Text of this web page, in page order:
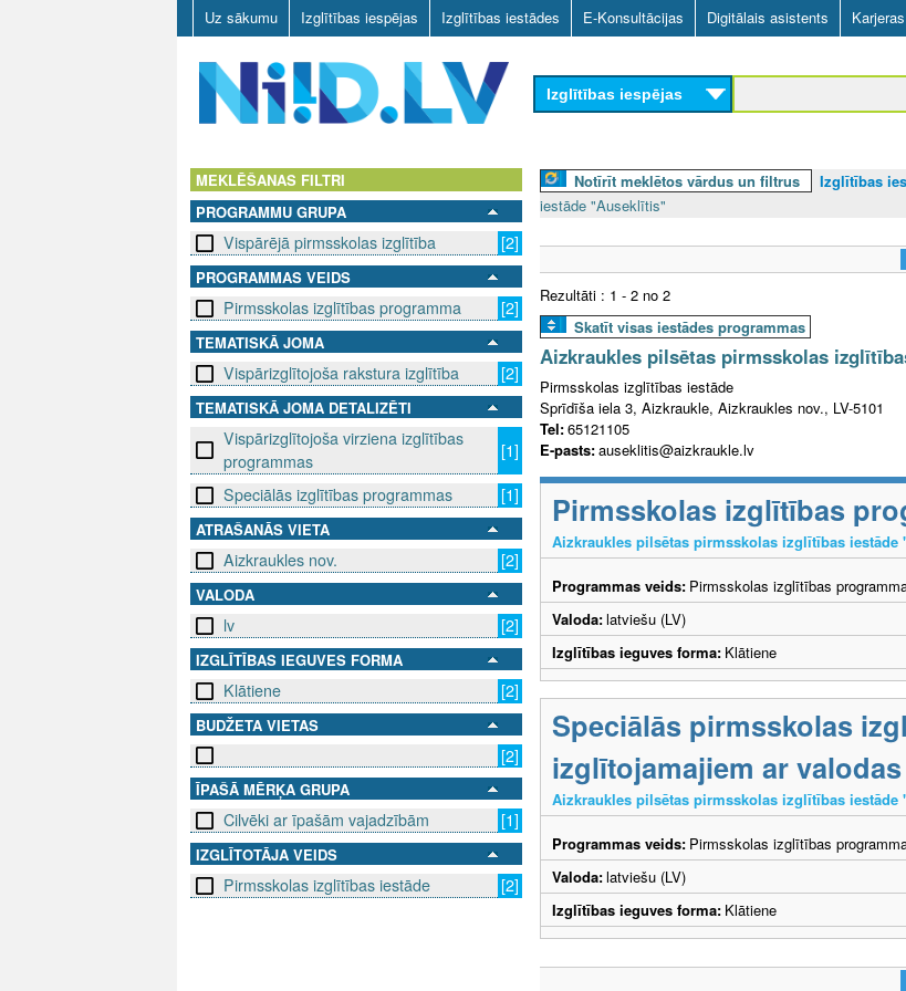
Skip
to
main
content
Uz sākumu Izglītības iespējas Izglītības iestādes E-Konsultācijas Digitālais asistents
D
L
V
Izglītības iespējas
MEKLĒŠANAS FILTRI
PROGRAMMU GRUPA
Vispārējā pirmsskolas izglītība [2]
PROGRAMMAS VEIDS
Pirmsskolas izglītības programma [2]
TEMATISKĀ JOMA
Vispārizglītojoša rakstura izglītība [2]
TEMATISKĀ JOMA DETALIZĒTI
Vispārizglītojoša virziena izglītības
programmas
[1]
Speciālās izglītības programmas
[1]
ATRAŠANĀS VIETA
Aizkraukles nov. [2]
VALODA
lv [2]
IZGLĪTĪBAS IEGUVES FORMA
Klātiene [2]
BUDŽETA VIETAS
[2]
ĪPAŠĀ MĒRĶA GRUPA
Cilvēki ar īpašām vajadzībām [1]
IZGLĪTOTĀJA VEIDS
Pirmsskolas izglītības iestāde [2]
Notīrīt meklētos vārdus un filtrus Izglītības
iestāde "Auseklītis"
Rezultāti : 1 - 2 no 2
Skatīt visas iestādes programmas
Aizkraukles pilsētas pirmsskolas
Pirmsskolas izglītības iestāde
Sprīdīša iela 3, Aizkraukle, Aizkraukles nov., LV-5101
Tel:65121105
E-pasts:auseklitis@aizkraukle.lv
Pirmsskolas izglītības
Aizkraukles pilsētas pirmsskolas izglītības iestāde
Programmas veids: Pirmsskolas izglītības
Valoda:latviešu (LV)
Izglītības ieguves forma: Klātiene
Speciālās pirmsskolas
izglītojamajiem ar
Aizkraukles pilsētas pirmsskolas izglītības iestāde
Programmas veids: Pirmsskolas izglītības
Valoda:latviešu (LV)
Izglītības ieguves forma: Klātiene